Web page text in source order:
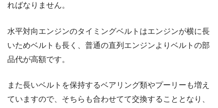
ればなりません。
水平対向エンジンのタイミングベルトはエンジンが横に長
いためベルトも長く、普通の直列エンジンよりベルトの部
品代が高額です。
また長いベルトを保持するベアリング類やプーリーも増え
ていますので、そちらも合わせてて交換することとなり、